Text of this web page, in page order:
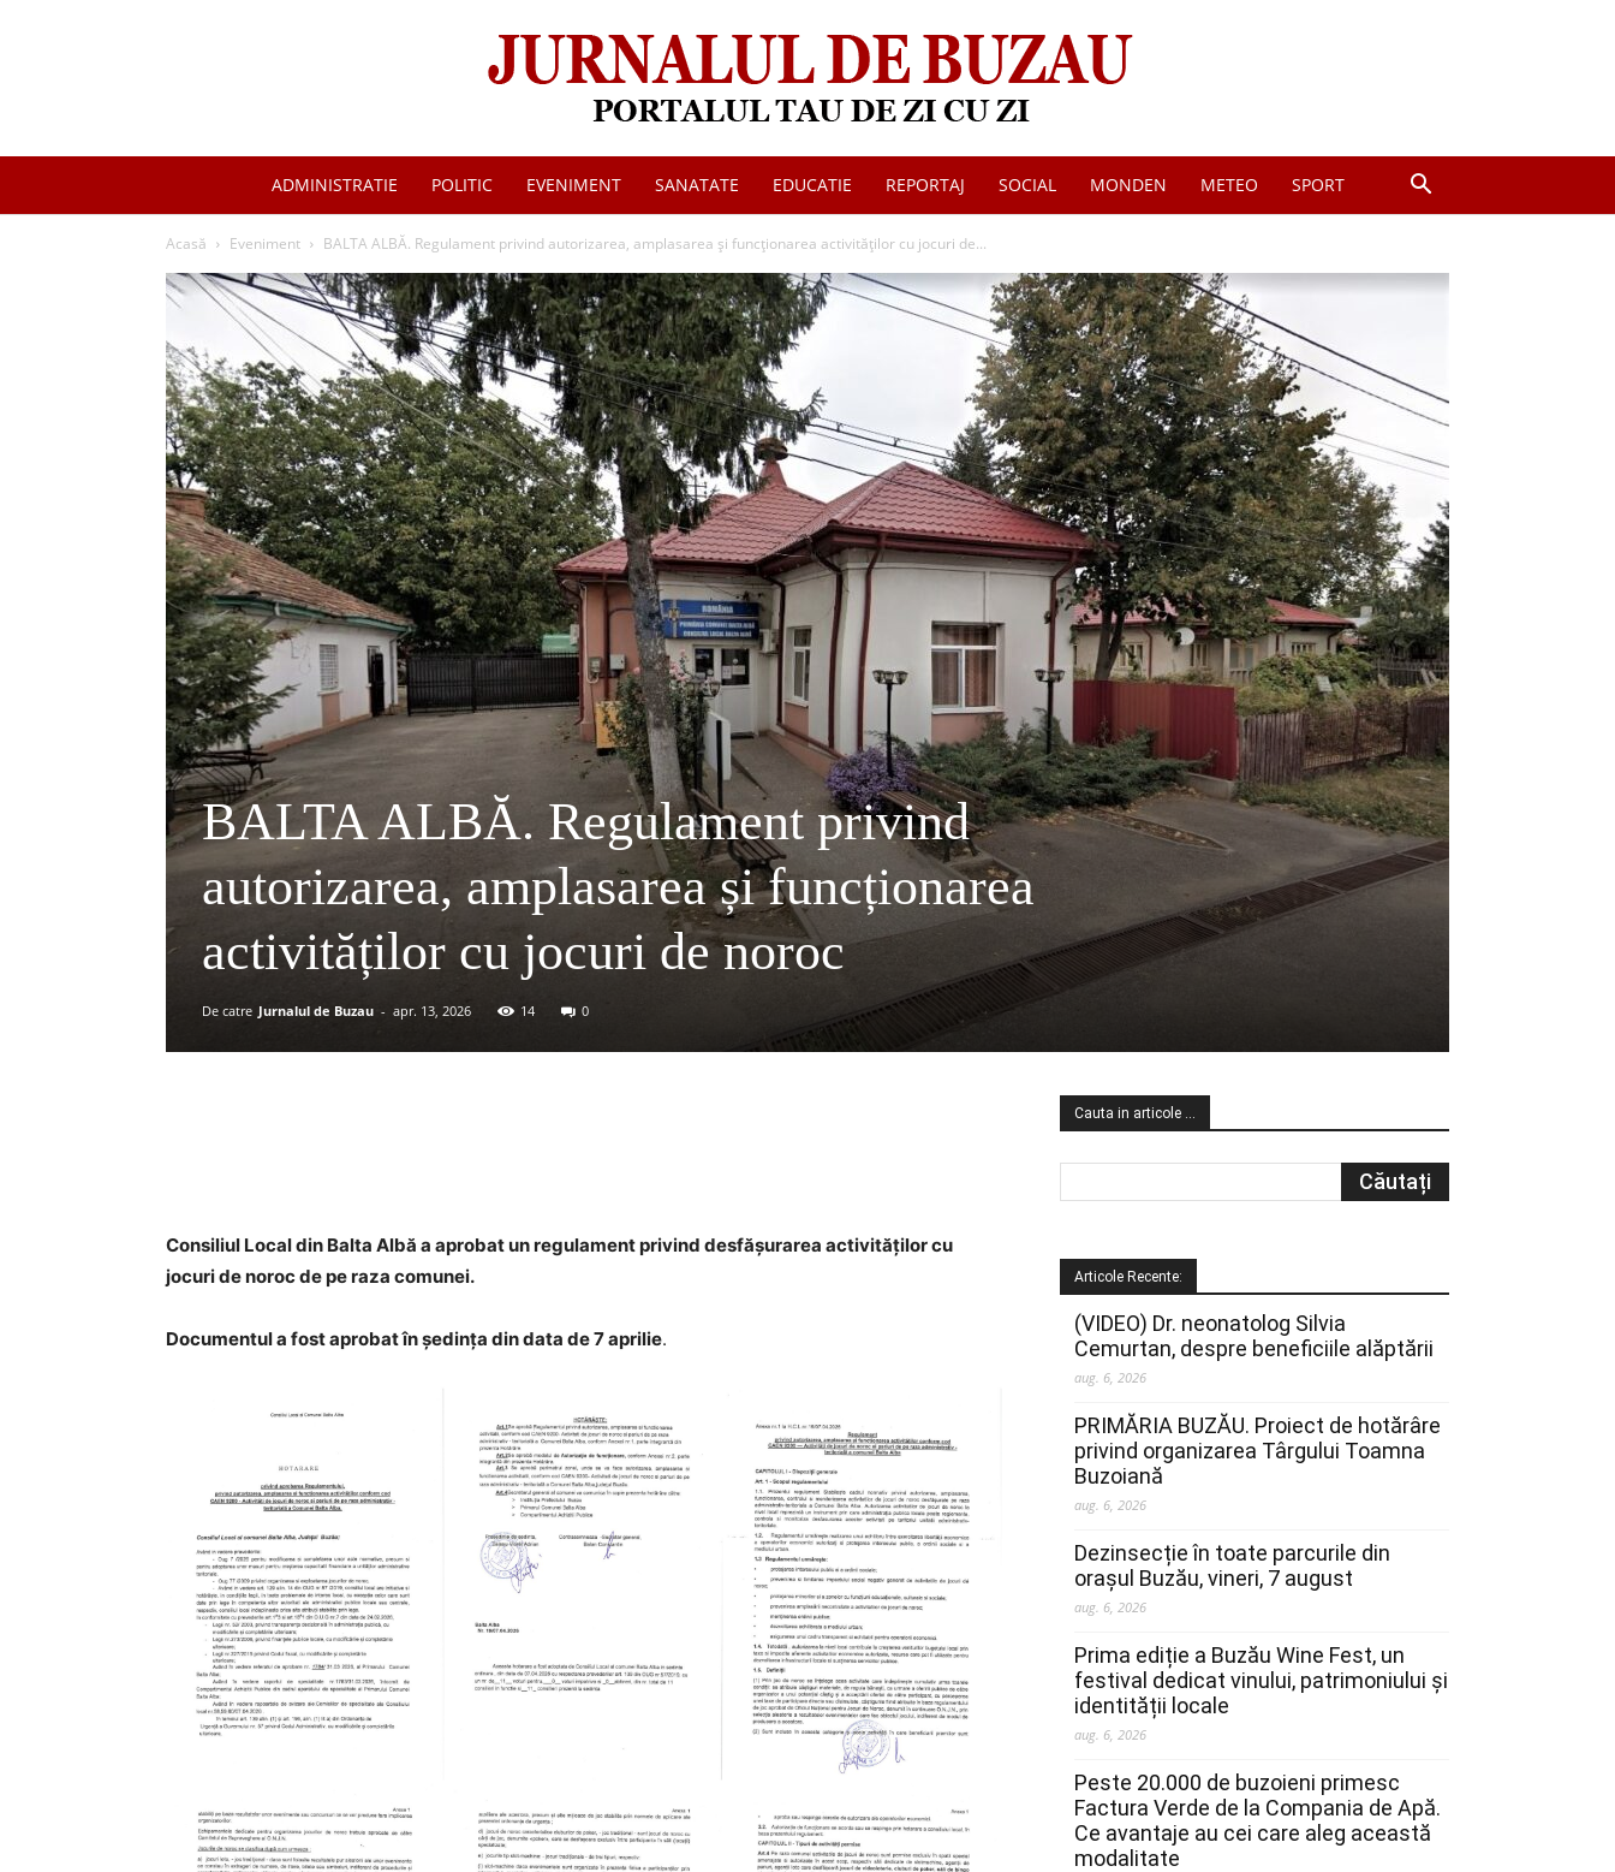
Jurnalul
Buzau
ADMINISTRATIE POLITIC EVENIMENT SANATATE EDUCATIE REPORTAJ SOCIAL MONDEN METEO SPORT
Acasă Eveniment BALTA ALBĂ. Regulament privind autorizarea, amplasarea și funcționarea activităților cu jocuri de...
BALTA ALBĂ. Regulament privind
autorizarea, amplasarea și funcționarea
activităților cu jocuri de noroc
De catre Jurnalul de Buzau - apr. 13, 2026 14 0
Consiliul Local din Balta Albă a aprobat un regulament privind desfășurarea activităților cu
jocuri de noroc de pe raza comunei.
Documentul a fost aprobat în ședința din data de 7 aprilie.
Cauta in articole …
Articole Recente:
(VIDEO) Dr. neonatolog Silvia
Cemurtan, despre beneficiile alăptării
aug. 6, 2026
PRIMĂRIA BUZĂU. Proiect de hotărâre
privind organizarea Târgului Toamna
Buzoiană
aug. 6, 2026
Dezinsecție în toate parcurile din
orașul Buzău, vineri, 7 august
aug. 6, 2026
Prima ediție a Buzău Wine Fest, un
festival dedicat vinului, patrimoniului și
identității locale
aug. 6, 2026
Peste 20.000 de buzoieni primesc
Factura Verde de la Compania de Apă.
Ce avantaje au cei care aleg această
modalitate